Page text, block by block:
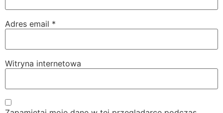
Adres email *
Witryna internetowa